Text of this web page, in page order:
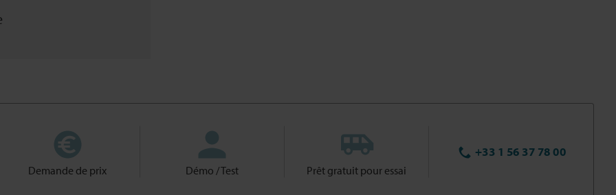
Demande de prix Démo / Test Prêt gratuit pour essai
+33 1 56 37 78 00